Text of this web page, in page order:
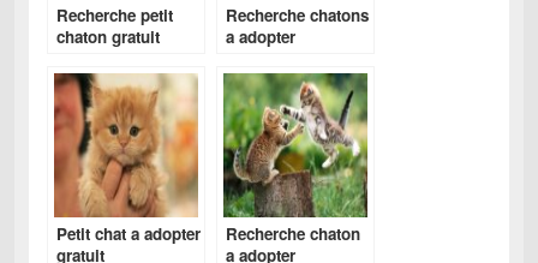
Recherche petit
chaton gratuit
Recherche chatons
a adopter
Petit chat a adopter
gratuit
Recherche chaton
a adopter